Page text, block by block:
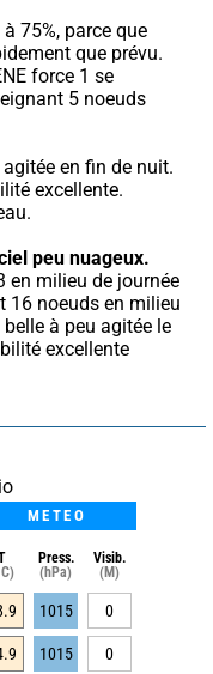
75%, parce que
que prévu.
force 1 se
5 noeuds
en fin de nuit.
excellente.
peu nuageux.
16 noeuds en milieu
à peu agitée le
excellente
METEO
Press.
(hPa)
Visib.
(M)
1015 0
1015 0